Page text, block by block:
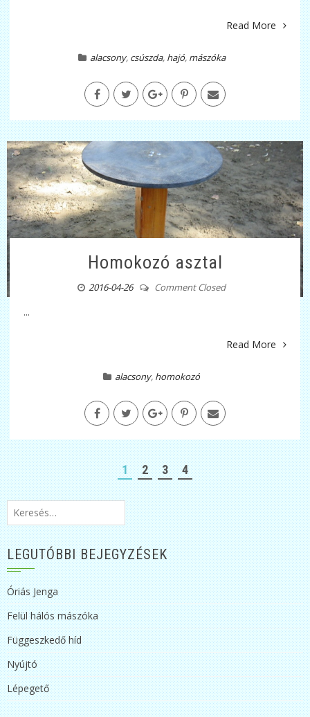
Read More
alacsony, csúszda, hajó, mászóka
Homokozó asztal
2016-04-26 Comment Closed
...
Read More
alacsony, homokozó
1 2 3 4
Keresés:
LEGUTÓBBI BEJEGYZÉSEK
Óriás Jenga
Felül hálós mászóka
Függeszkedő híd
Nyújtó
Lépegető